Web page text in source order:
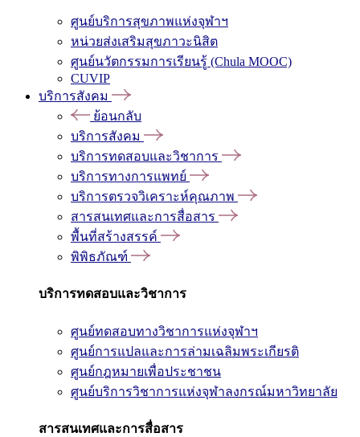
ศูนย์บริการสุขภาพแห่งจุฬาฯ
หน่วยส่งเสริมสุขภาวะนิสิต
ศูนย์นวัตกรรมการเรียนรู้ (Chula MOOC)
CUVIP
บริการสังคม
ย้อนกลับ
บริการสังคม
บริการทดสอบและวิชาการ
บริการทางการแพทย์
บริการตรวจวิเคราะห์คุณภาพ
สารสนเทศและการสื่อสาร
พื้นที่สร้างสรรค์
พิพิธภัณฑ์
บริการทดสอบและวิชาการ
ศูนย์ทดสอบทางวิชาการแห่งจุฬาฯ
ศูนย์การแปลและการล่ามเฉลิมพระเกียรติ
ศูนย์กฎหมายเพื่อประชาชน
ศูนย์บริการวิชาการแห่งจุฬาลงกรณ์มหาวิทยาลัย
สารสนเทศและการสื่อสาร